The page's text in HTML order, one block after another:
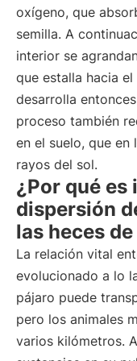
oxígeno, que
semilla. A
interior se
que estalla hacia
desarrolla
proceso también
en el suelo, que en
rayos del sol.
¿Por qué
dispersión
las heces
La relación vital
evolucionado a lo
pájaro puede
pero los animales
varios kilómetros.